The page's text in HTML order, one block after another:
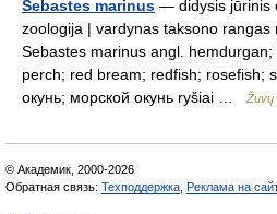
Sebastes marinus — didysis jūrinis
zoologija | vardynas taksono rangas
Sebastes marinus angl.
perch; red bream; redfish; rosefish;
окунь; морской окунь ryšiai …
Žuvų
© Академик, 2000-2026
Обратная связь: Техподдержка Реклама на